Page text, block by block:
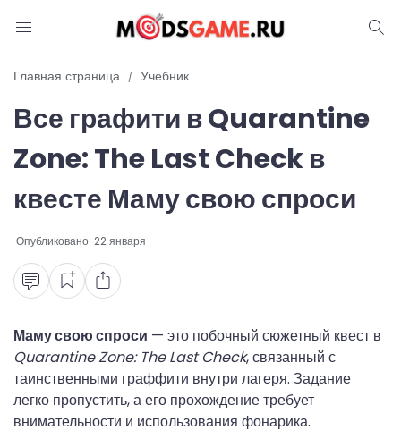
Блог
Читы и коды
Промокоды
Ошибки
Руководства
Roblox
Главная страница Учебник
Все графити в Quarantine
Zone: The Last Check в
квесте Маму свою спроси
Опубликовано: 22 января
Маму свою спроси — это побочный сюжетный квест в
Quarantine Zone: The Last Check, связанный с
таинственными граффити внутри лагеря. Задание
легко пропустить, а его прохождение требует
внимательности и использования фонарика.